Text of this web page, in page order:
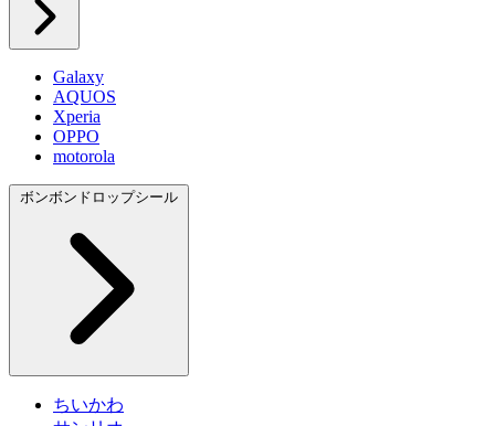
Galaxy
AQUOS
Xperia
OPPO
motorola
ボンボンドロップシール
ちいかわ